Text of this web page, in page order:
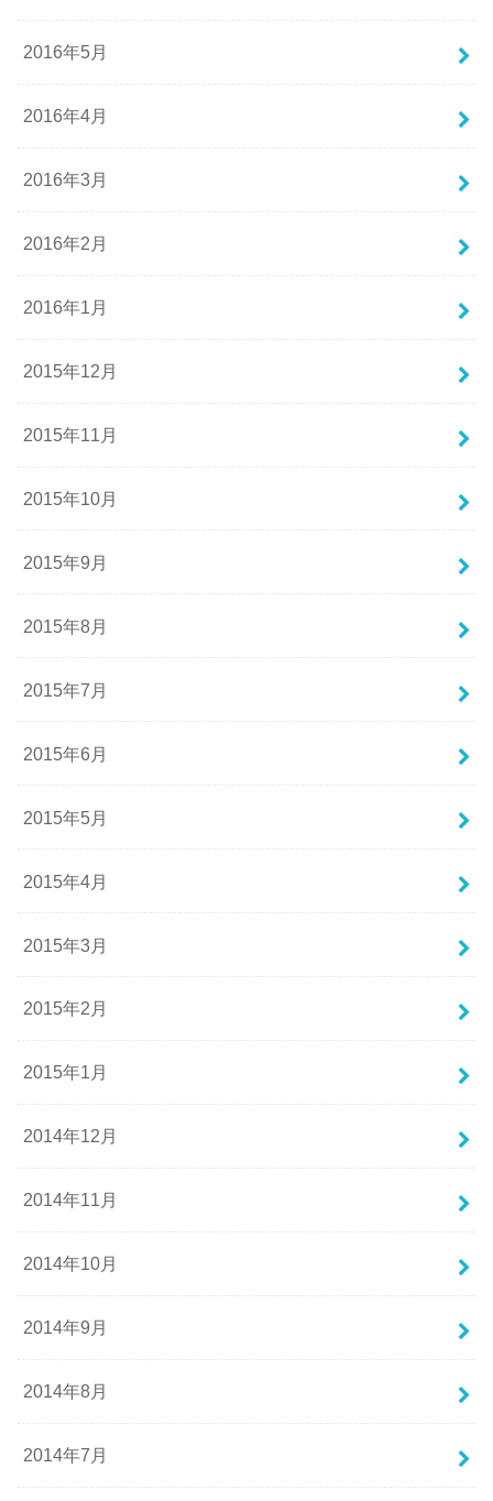
2016年5月
2016年4月
2016年3月
2016年2月
2016年1月
2015年12月
2015年11月
2015年10月
2015年9月
2015年8月
2015年7月
2015年6月
2015年5月
2015年4月
2015年3月
2015年2月
2015年1月
2014年12月
2014年11月
2014年10月
2014年9月
2014年8月
2014年7月